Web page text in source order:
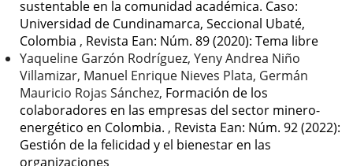
sustentable en la comunidad académica. Caso:
Universidad de Cundinamarca, Seccional Ubaté,
Colombia , Revista Ean: Núm. 89 (2020): Tema libre
Yaqueline Garzón Rodríguez, Yeny Andrea Niño
Villamizar, Manuel Enrique Nieves Plata, Germán
Mauricio Rojas Sánchez, Formación de los
colaboradores en las empresas del sector minero-
energético en Colombia. , Revista Ean: Núm. 92 (2022):
Gestión de la felicidad y el bienestar en las
organizaciones